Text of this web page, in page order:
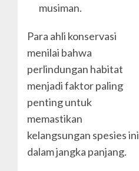
musiman.
Para ahli konservasi
menilai bahwa
perlindungan habitat
menjadi faktor paling
penting untuk
memastikan
kelangsungan spesies ini
dalam jangka panjang.